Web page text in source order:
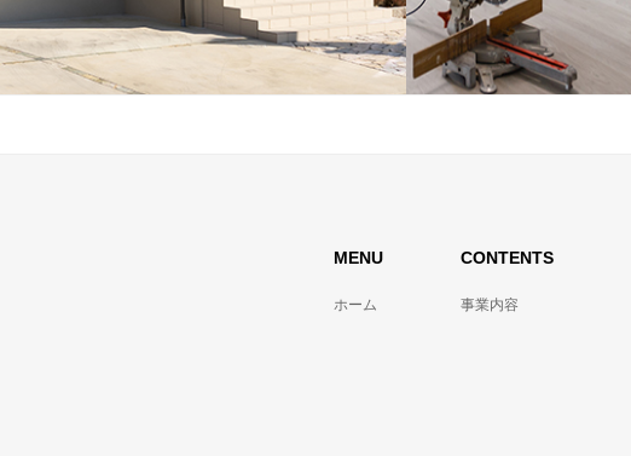
MENU
ホーム
CONTENTS
事業内容